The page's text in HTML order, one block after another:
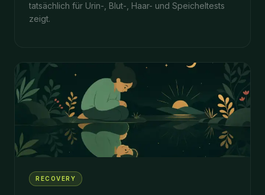
tatsächlich für Urin-, Blut-, Haar- und Speicheltests
zeigt.
1. Februar 2026
RECOVERY